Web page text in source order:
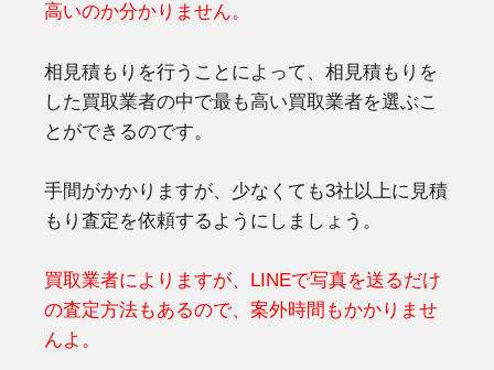
高いのか分かりません。
相見積もりを行うことによって、相見積もりを
した買取業者の中で最も高い買取業者を選ぶこ
とができるのです。
手間がかかりますが、少なくても3社以上に見積
もり査定を依頼するようにしましょう。
買取業者によりますが、LINEで写真を送るだけ
の査定方法もあるので、案外時間もかかりませ
んよ。